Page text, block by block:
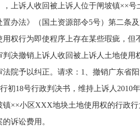
，上诉人收回被上诉人位于闸坡镇××号
置办法》（国土资源部令5号）第二条
用权行为即使程序上存在某些瑕疵，但
判决撤销上诉人收回被上诉人土地使用
法院予以纠正。请求：1、撤销广东省
行初18号行政判决书，维持上诉人2010
镇××小区XXX地块土地使用权的行政
诉讼费用。